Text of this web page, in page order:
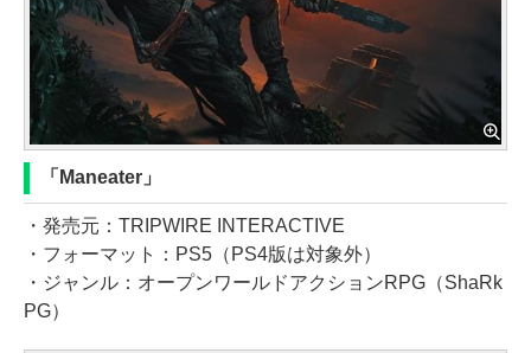
「Maneater」
・発売元：TRIPWIRE INTERACTIVE
・フォーマット：PS5（PS4版は対象外）
・ジャンル：オープンワールドアクションRPG（ShaRk
PG）